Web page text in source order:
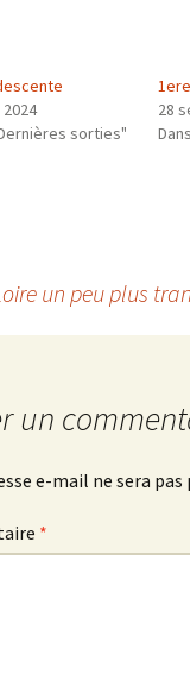
sorties"
28
un peu plus
un
e-mail ne sera pas
*